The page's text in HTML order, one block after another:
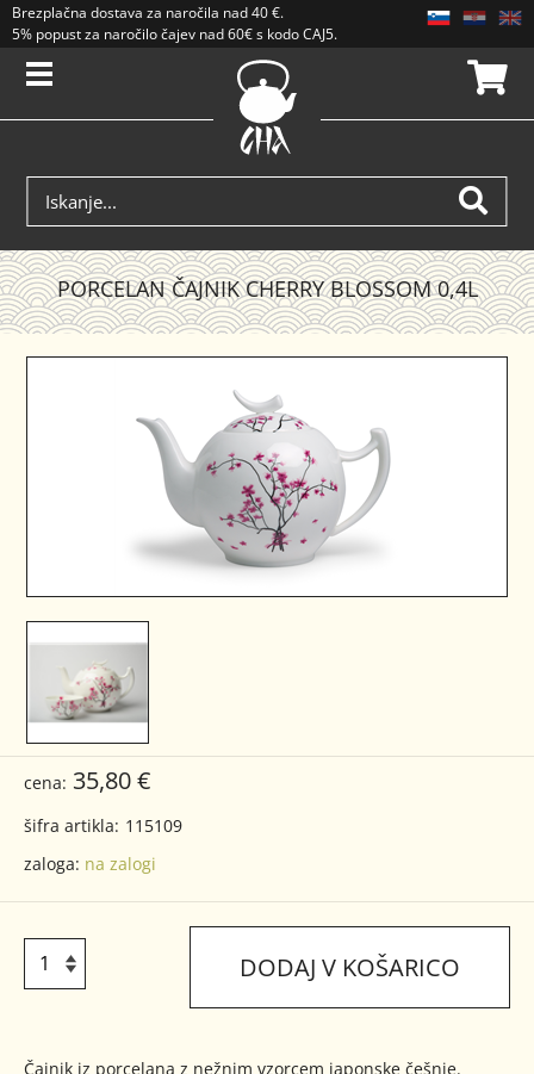
Brezplačna dostava za naročila nad40 €.
5% popust za naročilo čajev nad 60€ s kodo CAJ5. Popusti se ne seštevajo.
PORCELAN ČAJNIK CHERRY BLOSSOM 0,4L
cena: 35,80 €
šifra artikla: 115109
zaloga: na zalogi
DODAJ V KOŠARICO
Čajnik iz porcelana z nežnim vzorcem japonske češnje.